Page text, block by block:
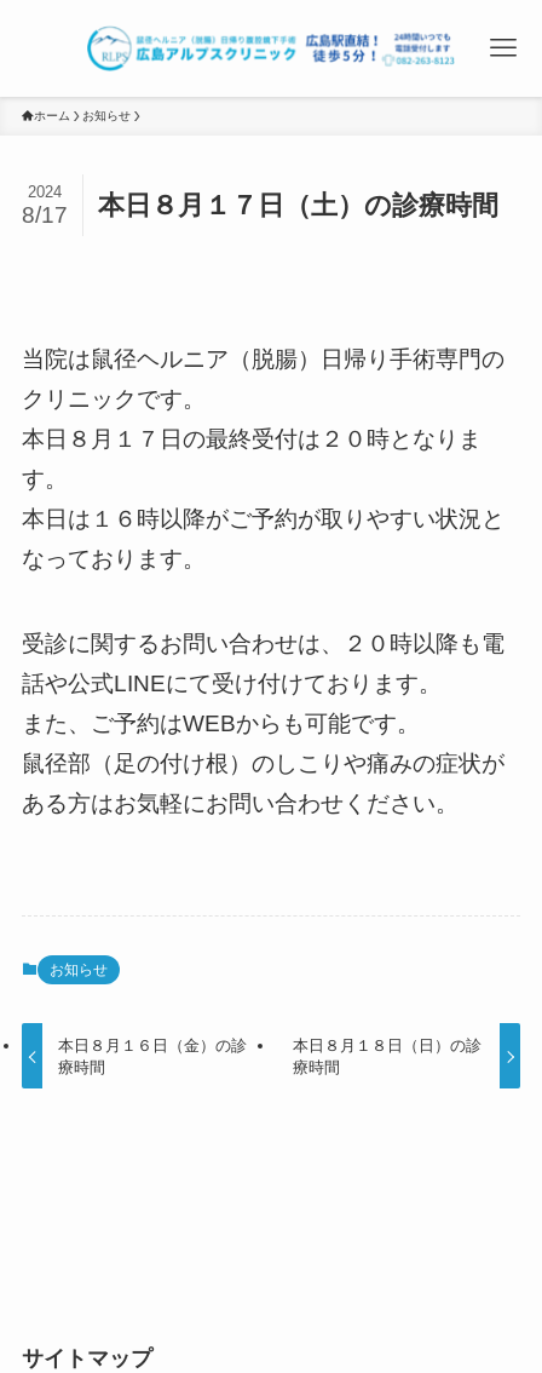
ホーム お知らせ
本日８月１７日（土）の診療時間
2024
8/17
当院は鼠径ヘルニア（脱腸）日帰り手術専門の
クリニックです。
本日８月１７日の最終受付は２０時となりま
す。
本日は１６時以降がご予約が取りやすい状況と
なっております。
受診に関するお問い合わせは、２０時以降も電
話や公式LINEにて受け付けております。
また、ご予約はWEBからも可能です。
鼠径部（足の付け根）のしこりや痛みの症状が
ある方はお気軽にお問い合わせください。
お知らせ
本日８月１６日（金）の診
療時間
本日８月１８日（日）の診
療時間
サイトマップ